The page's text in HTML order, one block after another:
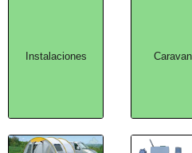
Instalaciones